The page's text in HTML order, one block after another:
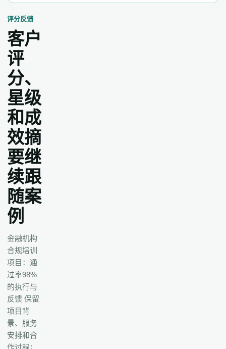
评分反馈
客户
评
分、
星级
和成
效摘
要继
续跟
随案
例
金融机构
合规培训
项目：通
过率98%
的执行与
反馈 保留
项目背
景、服务
安排和合
作过程；